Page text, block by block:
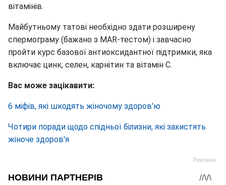
вітамінів.
Майбутньому татові необхідно здати розширену
спермограму (бажано з MAR-тестом) і завчасно
пройти курс базової антиоксидантної підтримки, яка
включає цинк, селен, карнітин та вітамін С.
Вас може зацікавити:
6 міфів, які шкодять жіночому здоров'ю
Чотири поради щодо спідньої білизни, які захистять
жіноче здоров'я